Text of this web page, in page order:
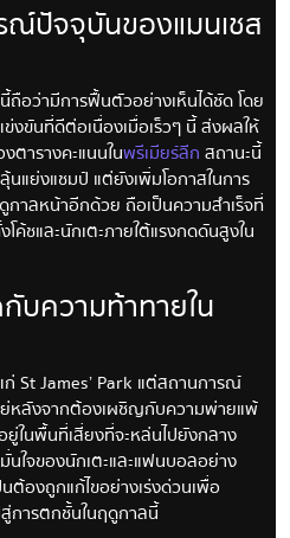
ณ์ปัจจุบันของแมนเชส
ถือว่ามีการฟื้นตัวอย่างเห็นได้ชัด โดย
งขันที่ดีต่อเนื่องเมื่อเร็วๆ นี้ ส่งผลให้
ารางคะแนนในพรีเมียร์ลีก สถานะนี้
นแย่งแชมป์ แต่ยังเพิ่มโอกาสในการ
าลหน้าอีกด้วย ถือเป็นความสำเร็จที่
ค้ชและนักเตะภายใต้แรงกดดันสูงใน
บความท้าทายใน
ก่ St James’ Park แต่สถานการณ์
หลังจากต้องเผชิญกับความพ่ายแพ้
ในพื้นที่เสี่ยงที่จะหล่นไปยังกลาง
ใจของนักเตะและแฟนบอลอย่าง
ต้องถูกแก้ไขอย่างเร่งด่วนเพื่อ
การตกชั้นในฤดูกาลนี้